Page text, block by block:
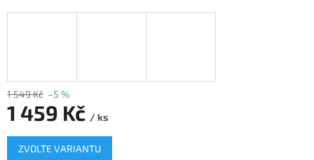
1 549 Kč –5 %
1 459 Kč / ks
Měrná
cena:
ZVOLTE VARIANTU